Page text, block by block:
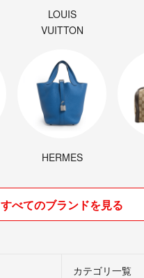
LOUIS
VUITTON
HERMES
すべてのブランドを見る
カテゴリ一覧